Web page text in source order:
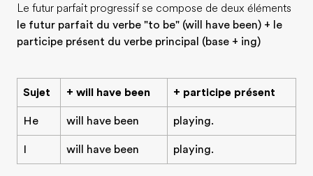
Trouver un bureau
A propos de nous
EF recrute
Rejoignez nos équipes
Le futur parfait progressif se compose de deux éléments
le futur parfait du verbe "to be" (will have been) + le
participe présent du verbe principal (base + ing)
Sujet + will have been + participe présent
He will have been playing.
I will have been playing.